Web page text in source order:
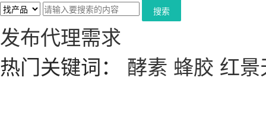
搜索
发布代理需求
热门关键词： 酵素 蜂胶 红景